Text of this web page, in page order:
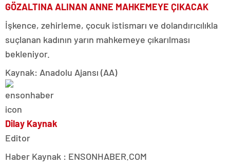
GÖZALTINA ALINAN ANNE MAHKEMEYE ÇIKACAK
İşkence, zehirleme, çocuk istismarı ve dolandırıcılıkla
suçlanan kadının yarın mahkemeye çıkarılması
bekleniyor.
Kaynak: Anadolu Ajansı (AA)
Dilay Kaynak
Editor
Haber Kaynak : ENSONHABER.COM